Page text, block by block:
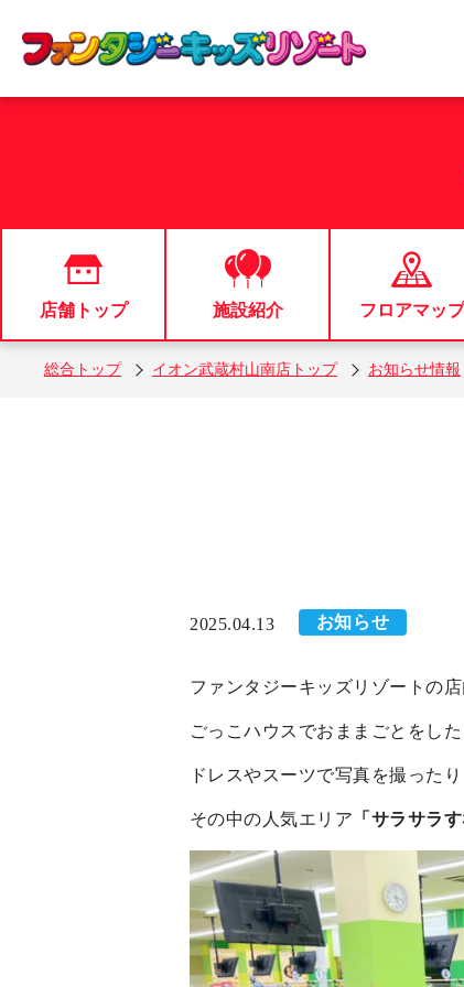
店舗トップ 施設紹介 フロアマップ
総合トップ イオン武蔵村山南店トップ お知らせ情報
2025.04.13 お知らせ
ファンタジーキッズリゾートの
ごっこハウスでおままごとをし
ドレスやスーツで写真を撮った
その中の人気エリア 「サラサラす